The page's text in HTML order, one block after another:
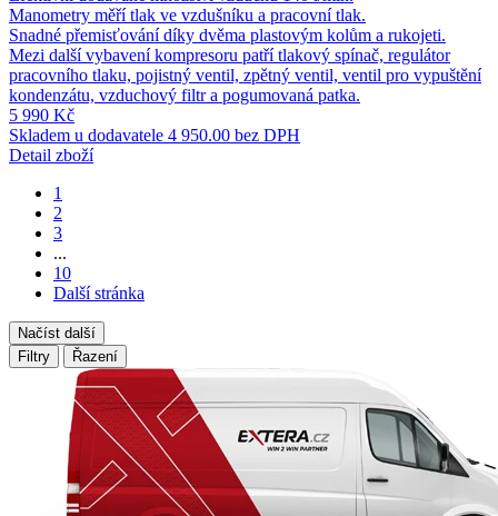
Manometry měří tlak ve vzdušníku a pracovní tlak.
Snadné přemisťování díky dvěma plastovým kolům a rukojeti.
Mezi další vybavení kompresoru patří tlakový spínač, regulátor
pracovního tlaku, pojistný ventil, zpětný ventil, ventil pro vypuštění
kondenzátu, vzduchový filtr a pogumovaná patka.
5 990 Kč
Skladem u dodavatele 4 950.00 bez DPH
Detail zboží
1
2
3
...
10
Další stránka
Načíst další
Filtry
Řazení